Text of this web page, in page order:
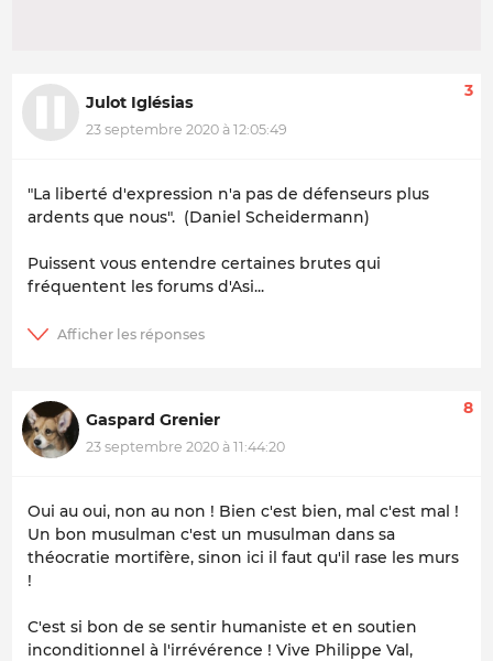
Julot Iglésias
23 septembre 2020 à 12:05:49
3
"La liberté d'expression n'a pas de défenseurs plus
ardents que nous". (Daniel Scheidermann)
Puissent vous entendre certaines brutes qui
fréquentent les forums d'Asi...
Gaspard Grenier
23 septembre 2020 à 11:44:20
8
Oui au oui, non au non ! Bien c'est bien, mal c'est mal !
Un bon musulman c'est un musulman dans sa
théocratie mortifère, sinon ici il faut qu'il rase les murs
!
C'est si bon de se sentir humaniste et en soutien
inconditionnel à l'irrévérence ! Vive Philippe Val,